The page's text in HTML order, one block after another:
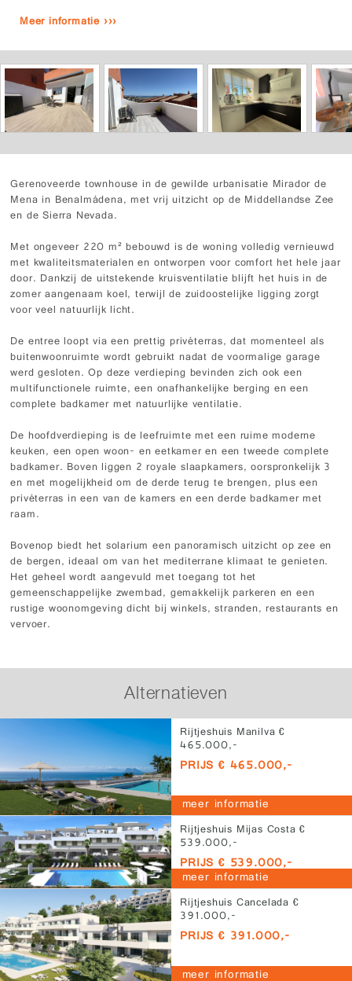
Meer informatie ›››
Gerenoveerde townhouse in de gewilde urbanisatie Mirador de
Mena in Benalmádena, met vrij uitzicht op de Middellandse Zee
en de Sierra Nevada.
Met ongeveer 220 m² bebouwd is de woning volledig vernieuwd
met kwaliteitsmaterialen en ontworpen voor comfort het hele jaar
door. Dankzij de uitstekende kruisventilatie blijft het huis in de
zomer aangenaam koel, terwijl de zuidoostelijke ligging zorgt
voor veel natuurlijk licht.
De entree loopt via een prettig privéterras, dat momenteel als
buitenwoonruimte wordt gebruikt nadat de voormalige garage
werd gesloten. Op deze verdieping bevinden zich ook een
multifunctionele ruimte, een onafhankelijke berging en een
complete badkamer met natuurlijke ventilatie.
De hoofdverdieping is de leefruimte met een ruime moderne
keuken, een open woon- en eetkamer en een tweede complete
badkamer. Boven liggen 2 royale slaapkamers, oorspronkelijk 3
en met mogelijkheid om de derde terug te brengen, plus een
privéterras in een van de kamers en een derde badkamer met
raam.
Bovenop biedt het solarium een panoramisch uitzicht op zee en
de bergen, ideaal om van het mediterrane klimaat te genieten.
Het geheel wordt aangevuld met toegang tot het
gemeenschappelijke zwembad, gemakkelijk parkeren en een
rustige woonomgeving dicht bij winkels, stranden, restaurants en
vervoer.
Alternatieven
Rijtjeshuis Manilva €
465.000,-
PRIJS € 465.000,-
meer informatie
Rijtjeshuis Mijas Costa €
539.000,-
PRIJS € 539.000,-
meer informatie
Rijtjeshuis Cancelada €
391.000,-
PRIJS € 391.000,-
meer informatie